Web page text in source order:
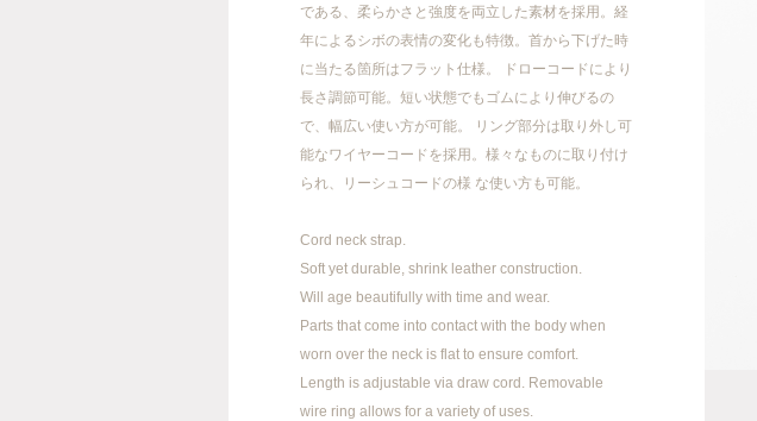
である、柔らかさと強度を両立した素材を採用。経
年によるシボの表情の変化も特徴。首から下げた時
に当たる箇所はフラット仕様。 ドローコードにより
長さ調節可能。短い状態でもゴムにより伸びるの
で、幅広い使い方が可能。 リング部分は取り外し可
能なワイヤーコードを採用。様々なものに取り付け
られ、リーシュコードの様 な使い方も可能。
Cord neck strap.
Soft yet durable, shrink leather construction.
Will age beautifully with time and wear.
Parts that come into contact with the body when
worn over the neck is flat to ensure comfort.
Length is adjustable via draw cord. Removable
wire ring allows for a variety of uses.
2023SS
FACEBOOK
INSTAGRAM
info@meanswhile.net